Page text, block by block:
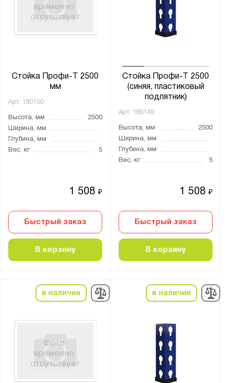
Стойка Профи-Т 2500
мм
Арт. 180150
Высота, мм
2500
Ширина, мм
Глубина, мм
Вес, кг
5
1 508₽
Быстрый заказ
В корзину
Стойка Профи-Т 2500
(синяя, пластиковый
подпятник)
Арт. 180149
Высота, мм
2500
Ширина, мм
Глубина, мм
Вес, кг
5
1 508₽
Быстрый заказ
В корзину
в наличии в наличии